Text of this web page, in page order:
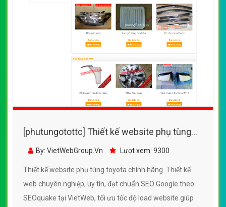
[phutungotottc] Thiết kế website phụ tùng
toyota chính hãng đẹp SEO nhanh hiệu quả
By: VietWebGroup.Vn Lượt xem: 9300
Thiết kế website phụ tùng toyota chính hãng. Thiết kế
web chuyên nghiệp, uy tín, đạt chuẩn SEO Google theo
SEOquake tại VietWeb, tối ưu tốc độ load website giúp